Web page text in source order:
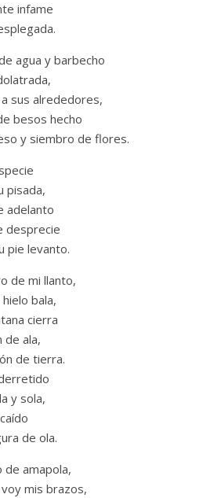
infame
agua y barbecho
sus alrededores,
besos hecho
y siembro de flores.
pisada,
adelanto
desprecie
pie levanto.
de mi llanto,
bala,
cierra
de ala,
de tierra.
y sola,
de ola.
de amapola,
mis brazos,